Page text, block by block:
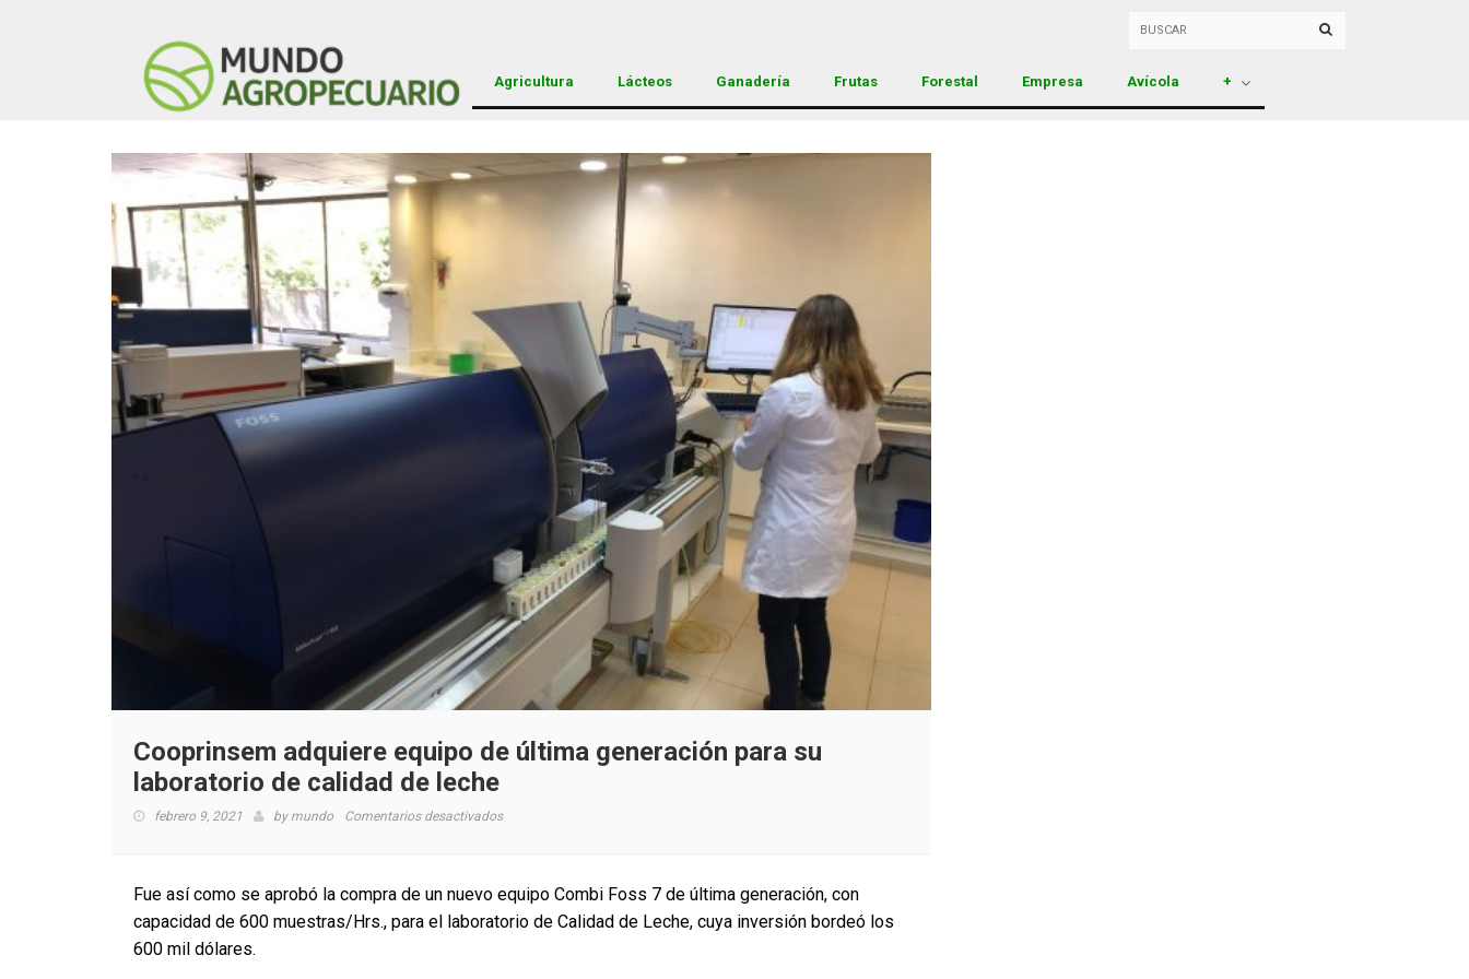
Agricultura Lácteos Ganadería Frutas Forestal Empresa Avícola +
Cooprinsem adquiere equipo de última generación para su
laboratorio de calidad de leche
febrero 9, 2021 by mundo Comentarios desactivadosen
de
última
Fue así como se aprobó la compra de un nuevo equipo Combi Foss 7 de última generación, con
capacidad de 600 muestras/Hrs., para el laboratorio de Calidad de Leche, cuya inversión bordeó los
600 mil dólares.